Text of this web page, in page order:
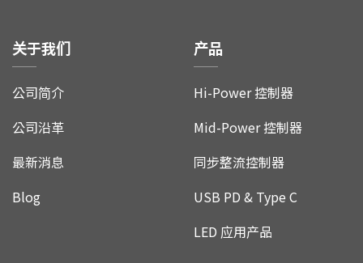
关于我们
公司简介
公司沿革
最新消息
Blog
产品
Hi-Power 控制器
Mid-Power 控制器
同步整流控制器
USB PD & Type C
LED 应用产品